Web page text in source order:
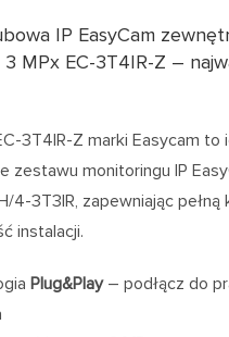
IP EasyCam
MPx EC-3T4IR-Z –
3T4IR-Z marki Easycam to
zestawu monitoringu IP
4-3T3IR, zapewniając
instalacji.
Plug&Play– podłącz do